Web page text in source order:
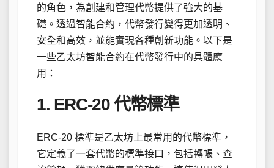
的角色，為創建和管理代幣提供了強大的基
礎。透過智能合約，代幣發行變得更加透明、
安全和高效，並能實現各種創新功能。以下是
一些乙太坊智能合約在代幣發行中的具體應
用：
1. ERC-20 代幣標準
ERC-20 標準是乙太坊上最常用的代幣標準，
它定義了一套代幣的標準接口，包括轉帳、查